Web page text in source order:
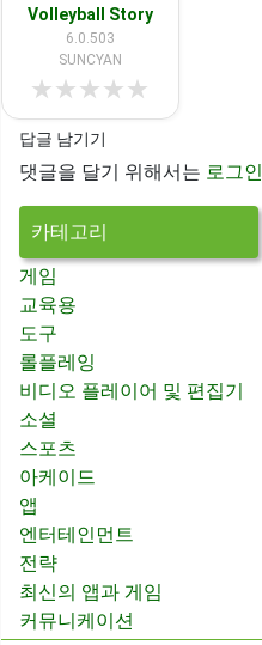
Volleyball Story
6.0.503
SUNCYAN
★★★★★
답글 남기기
댓글을 달기 위해서는 로그인
카테고리
게임
교육용
도구
롤플레잉
비디오 플레이어 및 편집기
소셜
스포츠
아케이드
앱
엔터테인먼트
전략
최신의 앱과 게임
커뮤니케이션